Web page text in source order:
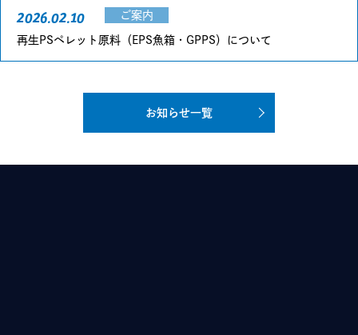
2026.02.10 ご案内
再生PSペレット原料（EPS魚箱・GPPS）について
お知らせ一覧